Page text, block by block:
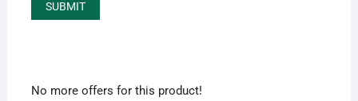
No more offers for this product!